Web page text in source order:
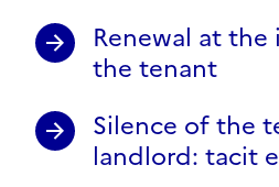
Renewal at
the tenant
Silence of the
landlord: tacit